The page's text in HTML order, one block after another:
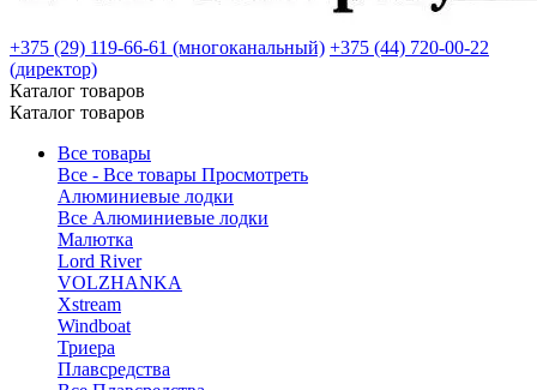
+375 (29) 119-66-61 (многоканальный) +375 (44) 720-00-22
(директор)
Каталог товаров
Каталог товаров
Все товары
Все - Все товары Просмотреть
Алюминиевые лодки
Все Алюминиевые лодки
Малютка
Lord River
VOLZHANKA
Xstream
Windboat
Триера
Плавсредства